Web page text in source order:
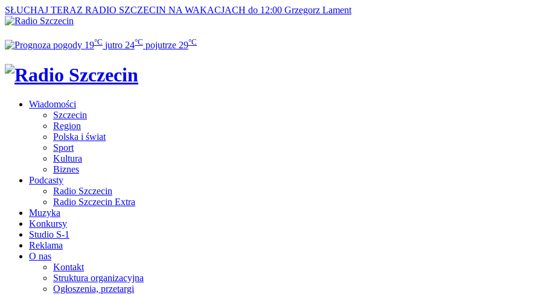
SŁUCHAJ TERAZ RADIO SZCZECIN NA WAKACJACH do 12:00 Grzegorz Lament
19°C jutro 24°C pojutrze 29°C
Wiadomości
Szczecin
Region
Polska i świat
Sport
Kultura
Biznes
Podcasty
Radio Szczecin
Radio Szczecin Extra
Muzyka
Konkursy
Studio S-1
Reklama
O nas
Kontakt
Struktura organizacyjna
Ogłoszenia, przetargi